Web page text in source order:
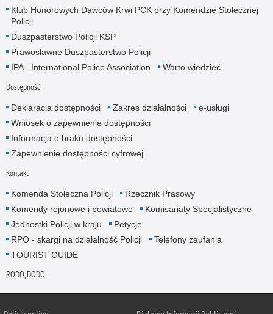
Klub Honorowych Dawców Krwi PCK przy Komendzie Stołecznej
Policji
Duszpasterstwo Policji KSP
Prawosławne Duszpasterstwo Policji
IPA - International Police Association
Warto wiedzieć
Dostępność
Deklaracja dostępności Zakres działalności
e-usługi
Wniosek o zapewnienie dostępności
Informacja o braku dostępności
Zapewnienie dostępności cyfrowej
Kontakt
Komenda Stołeczna Policji
Rzecznik Prasowy
Komendy rejonowe i powiatowe
Komisariaty Specjalistyczne
Jednostki Policji w kraju
Petycje
RPO - skargi na działalność Policji
Telefony zaufania
TOURIST GUIDE
RODO, DODO